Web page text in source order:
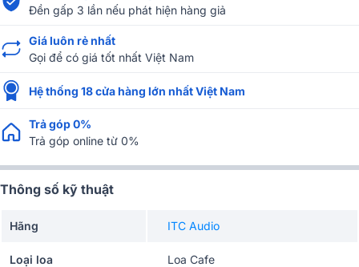
Đền gấp 3 lần nếu phát hiện hàng giả
Giá luôn rẻ nhất
Gọi để có giá tốt nhất Việt Nam
Hệ thống 18 cửa hàng lớn nhất Việt Nam
Trả góp 0%
Trả góp online từ 0%
Thông số kỹ thuật
Hãng ITC Audio
Loại loa Loa Cafe